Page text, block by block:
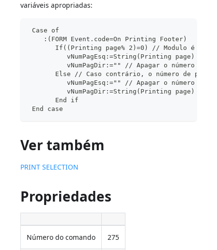
variáveis apropriadas:
Case of
:(FORM Event.code=On Printing Footer)
If((Printing page% 2)=0) // Modulo é 0 para
vNumPagEsq:=String(Printing page) //
vNumPagDir:="" // Apagar o número de
Else // Caso contrário, o número de página
vNumPagEsq:="" // Apagar o número de
vNumPagDir:=String(Printing page) //
End if
End case
Ver também
PRINT SELECTION
Propriedades
Número do comando 275